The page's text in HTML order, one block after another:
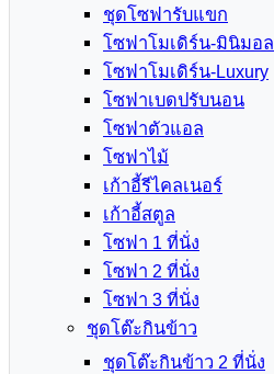
ชุดโซฟารับแขก
โซฟาโมเดิร์น-มินิมอล
โซฟาโมเดิร์น-Luxury
โซฟาเบดปรับนอน
โซฟาตัวแอล
โซฟาไม้
เก้าอี้รีไคลเนอร์
เก้าอี้สตูล
โซฟา 1 ที่นั่ง
โซฟา 2 ที่นั่ง
โซฟา 3 ที่นั่ง
ชุดโต๊ะกินข้าว
ชุดโต๊ะกินข้าว 2 ที่นั่ง